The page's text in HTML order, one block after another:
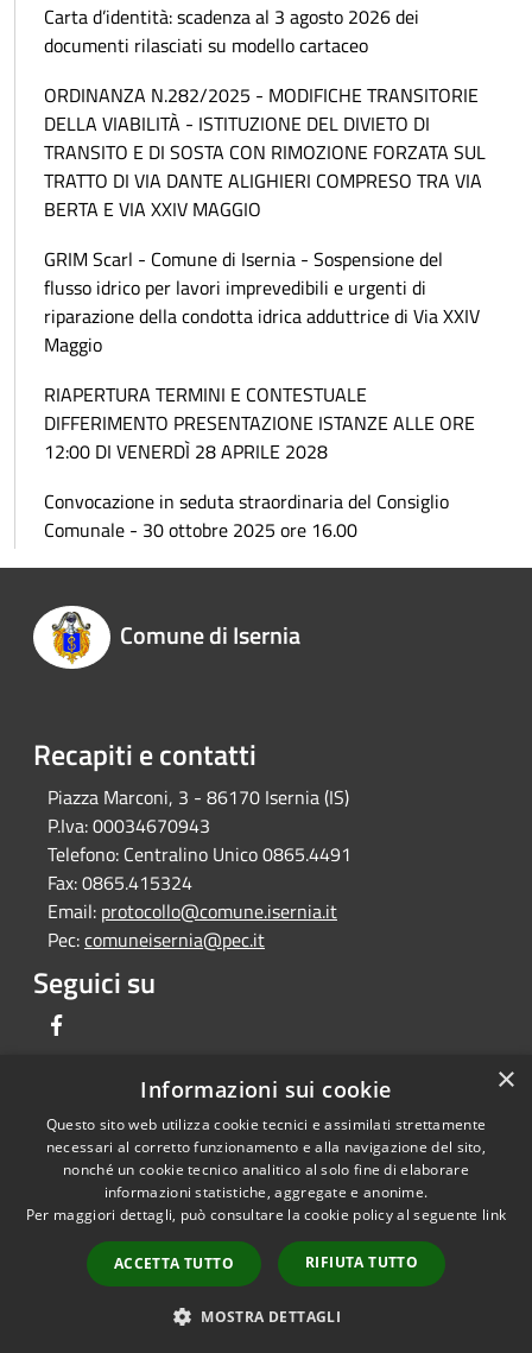
Carta d’identità: scadenza al 3 agosto 2026 dei
documenti rilasciati su modello cartaceo
ORDINANZA N.282/2025 - MODIFICHE TRANSITORIE
DELLA VIABILITÀ - ISTITUZIONE DEL DIVIETO DI
TRANSITO E DI SOSTA CON RIMOZIONE FORZATA SUL
TRATTO DI VIA DANTE ALIGHIERI COMPRESO TRA VIA
BERTA E VIA XXIV MAGGIO
GRIM Scarl - Comune di Isernia - Sospensione del
flusso idrico per lavori imprevedibili e urgenti di
riparazione della condotta idrica adduttrice di Via XXIV
Maggio
RIAPERTURA TERMINI E CONTESTUALE
DIFFERIMENTO PRESENTAZIONE ISTANZE ALLE ORE
12:00 DI VENERDÌ 28 APRILE 2028
Convocazione in seduta straordinaria del Consiglio
Comunale - 30 ottobre 2025 ore 16.00
Comune di Isernia
Recapiti e contatti
Piazza Marconi, 3 - 86170 Isernia (IS)
P.Iva:00034670943
Telefono: Centralino Unico 0865.4491
Fax:0865.415324
Email: protocollo@comune.isernia.it
Pec:comuneisernia@pec.it
Seguici su
RSS
Accessibilità
Cookie
Mappa del sito
Feedback per non
Copyright © 2026 • Comune di
Isernia • Powered by
Municipium•Accesso
redazione
×
Informazioni sui cookie
Questo sito web utilizza cookie tecnici e assimilati strettamente
necessari al corretto funzionamento e alla navigazione del sito,
nonché un cookie tecnico analitico al solo fine di elaborare
informazioni statistiche, aggregate e anonime.
Per maggiori dettagli, può consultare la cookie policy al seguente link
ACCETTA TUTTO RIFIUTA TUTTO
MOSTRA DETTAGLI